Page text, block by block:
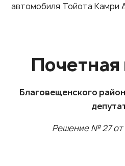
автомобиля Тойота Камри
Почетная
Благовещенского
Решение № 27 от